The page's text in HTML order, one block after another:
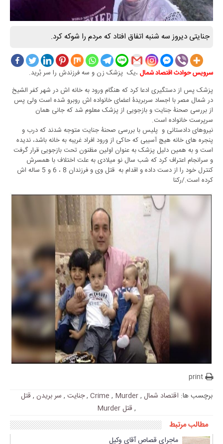
جنایتی دیروز سه شنبه اتفاق افتاد که مردم را شوکه کرد.
سرویس حوادث اقتصاد شمال ،یک پزشک زن و سه فرزندش را سر بُرید.
پزشک پس از دستگیری ادعا کرد که هنگام ورود به خانه اش در شهر کفر الشیخ
در شمال مصر با اجساد سربریدۀ اعضای خانواده اش روبرو شده است ولی پس
از بررسی صحنۀ جنایت و بازجویی از پزشک معلوم شد که جانی همان
سرپرست خانواده است.
نیروهای دادستانی و پلیس با بررسی صحنۀ جنایت متوجه شدند که درب و
پنجره های خانه هیچ آسیبی که حاکی از ورود افراد غریبه به خانه باشد، ندیده
است و به همین دلیل پزشک به عنوان اولین مظنون تحت بازجویی قرار گرفت
و سرانجام اعتراف کرد که شب سال نو میلادی به علت اختلاف با همسرش
کنترل خود را از دست داده و اقدام به قتل وی و فرزندان 8 ، 6 و 5 ساله اش
کرده است./رکنا
print
برچسب ها: اقتصاد شمال ,
Crime , Murder
,جنایت , سر بریدن , قتل
, قتل Murder
مطالب مرتبط
ماجرای قصاص آقای وکیل